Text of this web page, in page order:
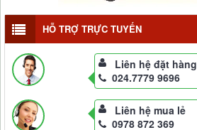
HỖ TRỢ TRỰC TUYẾN
Liên hệ đặt hàng
024.7779 9696
Liên hệ mua lẻ
0978 872 369